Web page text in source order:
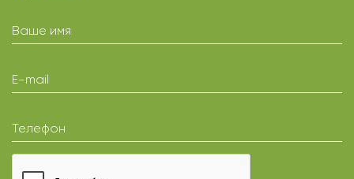
Ваше имя
E-mail
Телефон